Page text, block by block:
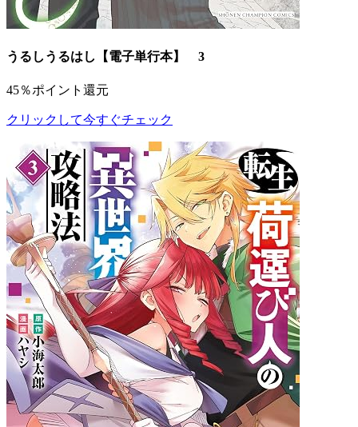
うるしうるはし【電子単行本】 3
45％ポイント還元
クリックして今すぐチェック